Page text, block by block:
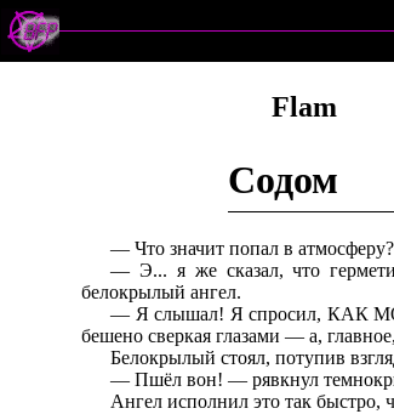
Flam
Содом
— Что значит попал в атмосферу?
— Э... я же сказал, что
белокрылый ангел.
— Я слышал! Я спросил, КАК МОГ
бешено сверкая глазами — а,
Белокрылый стоял, потупив
— Пшёл вон! — рявкнул
Ангел исполнил это так быстро,